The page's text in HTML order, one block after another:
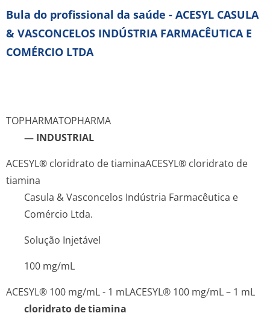
Bula do profissional da saúde - ACESYL CASULA
& VASCONCELOS INDÚSTRIA FARMACÊUTICA E
COMÉRCIO LTDA
TOPHARMATOPHARMA
— INDUSTRIAL
ACESYL® cloridrato de tiaminaACESYL® cloridrato de
tiamina
Casula & Vasconcelos Indústria Farmacêutica e
Comércio Ltda.
Solução Injetável
100 mg/mL
ACESYL® 100 mg/mL - 1 mLACESYL® 100 mg/mL – 1 mL
cloridrato de tiamina